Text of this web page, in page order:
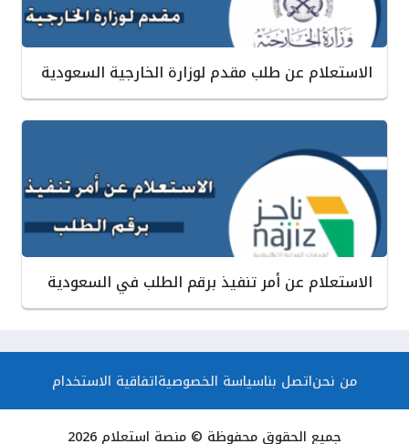
الاستعلام عن طلب مقدم لوزارة الخارجية السعودية
الاستعلام عن أمر تنفيذ برقم الطلب في السعودية
من نحناتصل بناسياسة الخصوصيةاتفاقية الاستخدام
جميع الحقوق محفوظة © منصة استعلام 2026